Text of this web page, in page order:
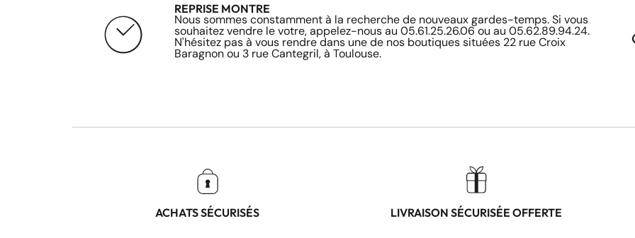
REPRISE MONTRE
Nous sommes constamment à la recherche de nouveaux gardes-temps. Si vous
souhaitez vendre le votre, appelez-nous au 05.61.25.26.06 ou au 05.62.89.94.24.
N'hésitez pas à vous rendre dans une de nos boutiques situées 22 rue Croix
Baragnon ou 3 rue Cantegril, à Toulouse.
ACHATS SÉCURISÉS LIVRAISON SÉCURISÉE OFFERTE